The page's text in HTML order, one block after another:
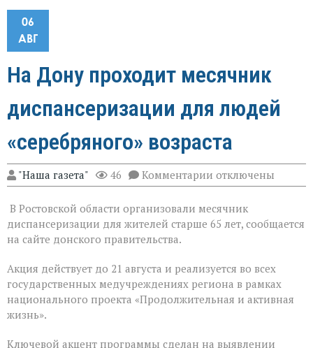
06
АВГ
На Дону проходит месячник
диспансеризации для людей
«серебряного» возраста
"Наша газета" 46 Комментарии к
записи
Дону
проходит
месячник
людей
«серебряного»
возраста
отключены
В Ростовской области организовали месячник
диспансеризации для жителей старше 65 лет, сообщается
на сайте донского правительства.
Акция действует до 21 августа и реализуется во всех
государственных медучреждениях региона в рамках
национального проекта «Продолжительная и активная
жизнь».
Ключевой акцент программы сделан на выявлении